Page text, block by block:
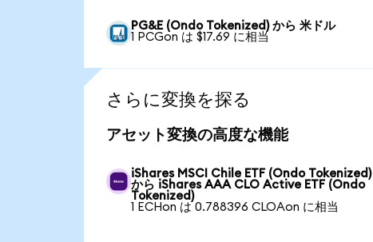
PG&E (Ondo Tokenized) から 米ドル
1 PCGon は $17.69 に相当
さらに変換を探る
アセット変換の高度な機能
iShares MSCI Chile ETF (Ondo Tokenized)
から iShares AAA CLO Active ETF (Ondo
Tokenized)
1 ECHon は 0.788396 CLOAon に相当